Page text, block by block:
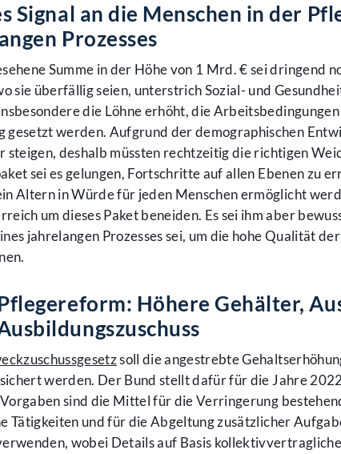
Signal an die Menschen in der
Prozesses
Summe in der Höhe von 1 Mrd. € sei dringend
sie überfällig seien, unterstrich Sozial- und
die Löhne erhöht, die
gesetzt werden. Aufgrund der demographischen
deshalb müssten rechtzeitig die richtigen
sei es gelungen, Fortschritte auf allen Ebenen zu
Altern in Würde für jeden Menschen ermöglicht
um dieses Paket beneiden. Es sei ihm aber
jahrelangen Prozesses sei, um die hohe Qualität
Höhere Gehälter,
soll die angestrebte
werden. Der Bund stellt dafür für die Jahre
sind die Mittel für die Verringerung
Tätigkeiten und für die Abgeltung zusätzlicher
wobei Details auf Basis